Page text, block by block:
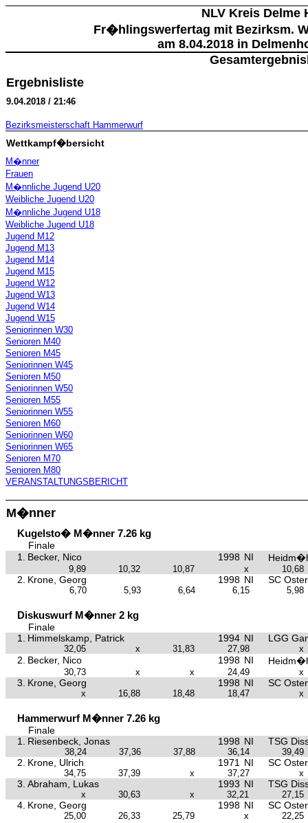
NLV Kreis Delme
Fr�hlingswerfertag mit Bezirksm.
am 8.04.2018 in
Ergebnisliste
9.04.2018 / 21:46
Bezirksmeisterschaft Hammerwurf
Wettkampf�bersicht
M�nner
Frauen
M�nnliche Jugend U20
Weibliche Jugend U20
M�nnliche Jugend U18
Weibliche Jugend U18
Jugend M12
Jugend M13
Jugend M14
Jugend M15
Jugend W12
Jugend W13
Jugend W14
Jugend W15
Seniorinnen W30
Senioren M40
Senioren M45
Seniorinnen W45
Senioren M50
Seniorinnen W50
Senioren M55
Seniorinnen W55
Senioren M60
Seniorinnen W60
Seniorinnen W65
Senioren M70
Senioren M80
VERANSTALTUNGSBERICHT
M�nner
Kugelsto� M�nner 7.26 kg
Finale
1.
Becker, Nico 1998 NI
9,89 10,32 10,87 x 10,68
2. Krone, Georg 1998 NI SC
6,70 5,93 6,64 6,15 5,98
Diskuswurf M�nner 2 kg
Finale
1.
Himmelskamp, Patrick 1994 NI LGG
32,05 x 31,83 27,98 x
2. Becker, Nico 1998 NI
30,73 x x 24,49 x
3. Krone, Georg 1998 NI SC
x 16,88 18,48 18,47 x
Hammerwurf M�nner 7.26 kg
Finale
1.
Riesenbeck, Jonas 1998 NI TSG
38,24 37,36 37,88 36,14 39,49
2. Krone, Ulrich 1971 NI SC
34,75 37,39 x 37,27 x
3. Abraham, Lukas 1993 NI TSG
x 30,63 x 32,21 27,15
4. Krone, Georg 1998 NI SC
25,00 26,33 25,79 x 22,25